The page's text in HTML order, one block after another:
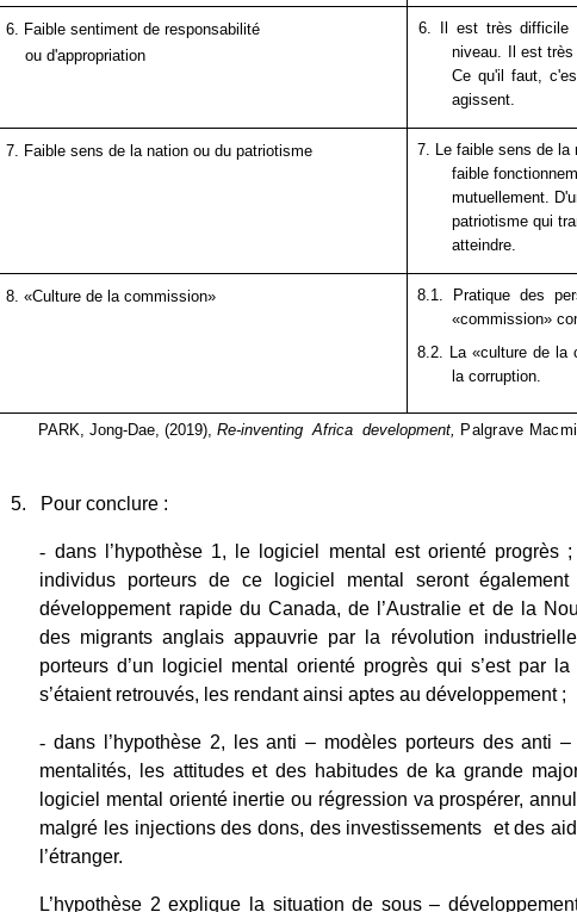
6. Faible sentiment de responsabilité
ou d'appropriation
6. Il est très difficile
niveau. Il est
Ce qu'il faut,
agissent.
7. Faible sens de la nation ou du patriotisme
7. Le faible sens de la
faible
mutuellement.
patriotisme qui
atteindre.
8. «Culture de la commission»
8.1. Pratique des
8.2. La «culture de la
la
PARK, Jong-Dae, (2019),Re-inventing Africa development, Palgrave
5. Pour conclure :
- dans l’hypothèse 1, le logiciel mental est orienté progrès
individus porteurs de ce logiciel mental seront
développement rapide du Canada, de l’Australie et de la
des migrants anglais appauvrie par la révolution
porteurs d’un logiciel mental orienté progrès qui s’est par
s’étaient retrouvés, les rendant ainsi aptes au développement ;
-dans l’hypothèse 2, les anti – modèles porteurs des anti
mentalités, les attitudes et des habitudes de ka grande
logiciel mental orienté inertie ou régression va prospérer,
malgré les injections des dons, des investissements et des
l’étranger.
L’hypothèse 2 explique la situation de sous –